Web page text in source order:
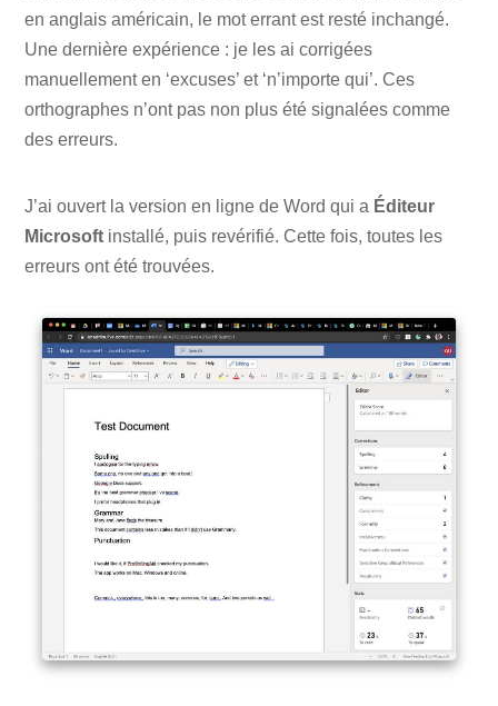
en anglais américain, le mot errant est resté inchangé.
Une dernière expérience : je les ai corrigées
manuellement en ‘excuses’ et ‘n’importe qui’. Ces
orthographes n’ont pas non plus été signalées comme
des erreurs.
J’ai ouvert la version en ligne de Word qui a Éditeur
Microsoft installé, puis revérifié. Cette fois, toutes les
erreurs ont été trouvées.